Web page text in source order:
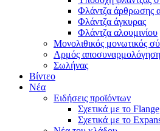
Φλάντζα άρθρωσης
Φλάντζα άγκυρας
Φλάντζα αλουμινίου
Μονολιθικός μονωτικός
Αρμός
Σωλήνας
Βίντεο
Νέα
Ειδήσεις προϊόντων
Σχετικά με το Flange
Σχετικά με το